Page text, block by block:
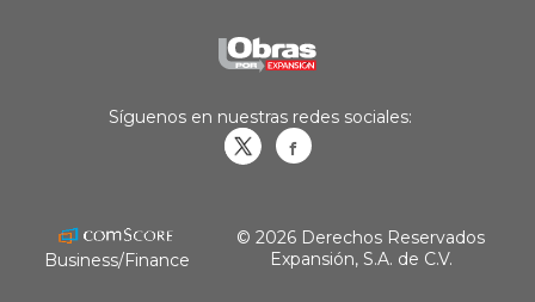
Síguenos en nuestras redes sociales:
Business/Finance
© 2026 Derechos Reservados
Expansión, S.A. de C.V.